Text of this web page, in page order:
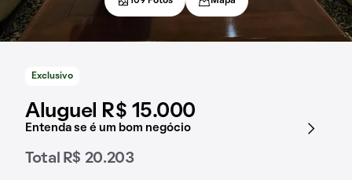
Exclusivo
Aluguel R$ 15.000
Entenda se é um bom negócio
Total R$ 20.203